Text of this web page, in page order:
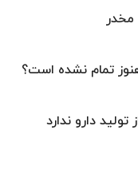
مخدر
تمام نشده است؟
دارو ندارد